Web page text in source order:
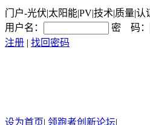
门户-光伏|太阳能|PV|技术|质量|认
用户名：
密 码：
注册 | 找回密码
设为首页| 领跑者创新论坛|